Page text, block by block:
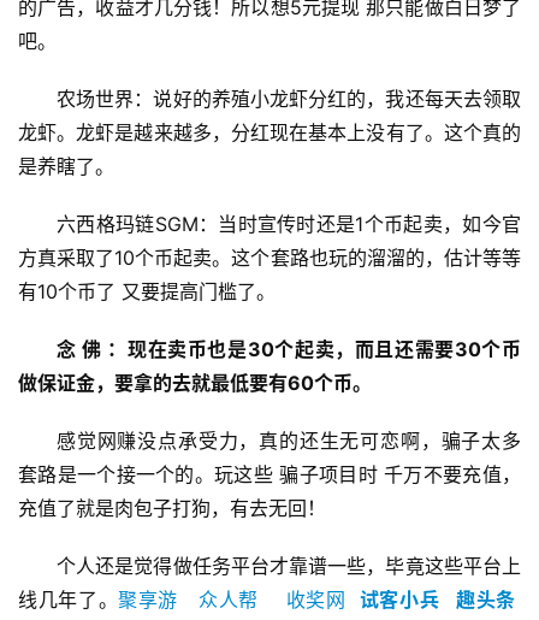
的广告，收益才几分钱！所以想5元提现 那只能做白日梦了
吧。
农场世界：说好的养殖小龙虾分红的，我还每天去领取
龙虾。龙虾是越来越多，分红现在基本上没有了。这个真的
是养瞎了。
六西格玛链SGM：当时宣传时还是1个币起卖，如今官
方真采取了10个币起卖。这个套路也玩的溜溜的，估计等等
有10个币了 又要提高门槛了。
念 佛 ：现在卖币也是30个起卖，而且还需要30个币
做保证金，要拿的去就最低要有60个币。
感觉网赚没点承受力，真的还生无可恋啊，骗子太多
套路是一个接一个的。玩这些 骗子项目时 千万不要充值，
充值了就是肉包子打狗，有去无回！
个人还是觉得做任务平台才靠谱一些，毕竟这些平台上
线几年了。聚享游 众人帮 收奖网 试客小兵
趣头条